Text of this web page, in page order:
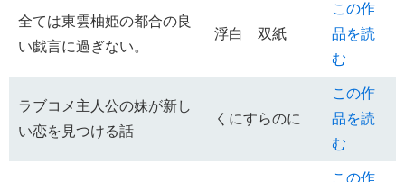
全ては東雲柚姫の都合の良
い戯言に過ぎない。
浮白 双紙
この作
品を読
む
ラブコメ主人公の妹が新し
い恋を見つける話
くにすらのに
この作
品を読
む
この作